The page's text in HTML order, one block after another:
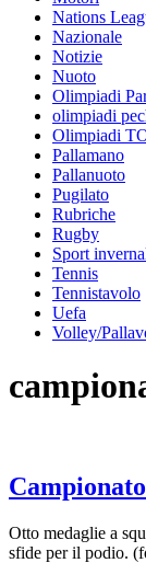
Nations
Nazionale
Notizie
Nuoto
Olimpiadi
olimpiadi
Olimpiadi
Pallamano
Pallanuoto
Pugilato
Rubriche
Rugby
Sport
Tennis
Tennistavolo
Uefa
Volley/
Otto medaglie a
sfide per il podio.